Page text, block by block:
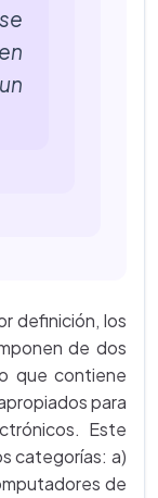
definición, los
de dos
que contiene
para
Este
categorías: a)
de